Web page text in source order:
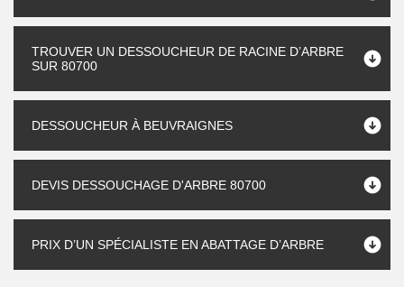
TROUVER UN DESSOUCHEUR DE RACINE D’ARBRE
SUR 80700
DESSOUCHEUR À BEUVRAIGNES
DEVIS DESSOUCHAGE D'ARBRE 80700
PRIX D’UN SPÉCIALISTE EN ABATTAGE D’ARBRE